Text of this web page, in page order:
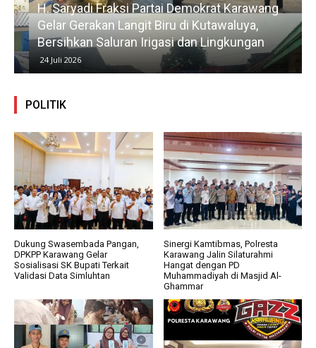
H. Saryadi Fraksi Partai Demokrat Karawang
Gelar Gerakan Langit Biru di Kutawaluya,
Bersihkan Saluran Irigasi dan Lingkungan
24 Juli 2026
POLITIK
Dukung Swasembada Pangan,
DPKPP Karawang Gelar
Sosialisasi SK Bupati Terkait
Validasi Data Simluhtan
Sinergi Kamtibmas, Polresta
Karawang Jalin Silaturahmi
Hangat dengan PD
Muhammadiyah di Masjid Al-
Ghammar